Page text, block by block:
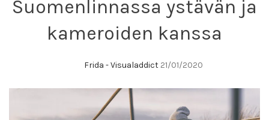
Suomenlinnassa ystävän ja
kameroiden kanssa
Frida - Visualaddict 21/01/2020